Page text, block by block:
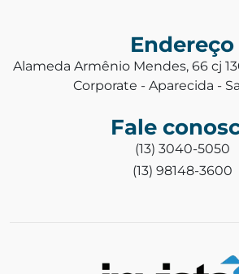
Endereço
Alameda Armênio Mendes, 66 cj
Corporate - Aparecida -
Fale
(13) 3040-5050
(13) 98148-3600